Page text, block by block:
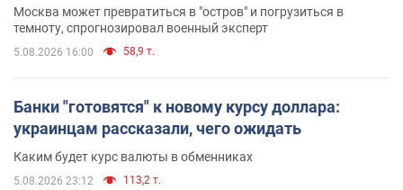
Москва может превратиться в "остров" и погрузиться в
темноту, спрогнозировал военный эксперт
5.08.2026 16:00 58,9 т.
Банки "готовятся" к новому курсу доллара:
украинцам рассказали, чего ожидать
Каким будет курс валюты в обменниках
5.08.2026 23:12 113,2 т.